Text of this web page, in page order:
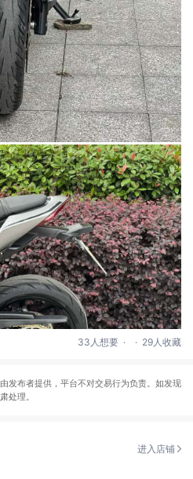
33人想要 . . 29人收藏
发布者提供，平台不对交易行为负责。如发现
处理。
进入店铺